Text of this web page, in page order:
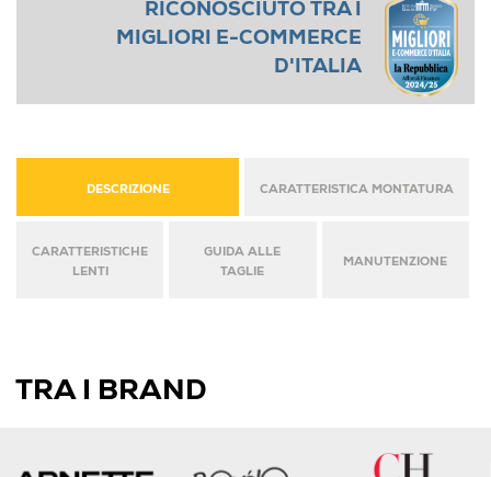
RICONOSCIUTO TRA I
MIGLIORI E-COMMERCE
D'ITALIA
DESCRIZIONE CARATTERISTICA MONTATURA
CARATTERISTICHE
LENTI
GUIDA ALLE
TAGLIE
MANUTENZIONE
TRA I BRAND